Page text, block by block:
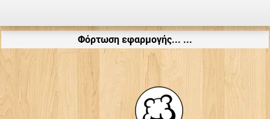
Φόρτωση εφαρμογής... ...